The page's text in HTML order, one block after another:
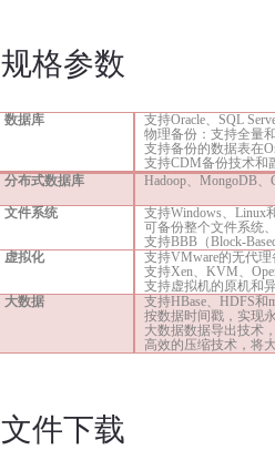
规格参数
数据库 支持Oracle、SQL
物理备份：支持全量
支持备份的数据表在
支持CDM备份技术和
分布式数据库
Hadoop、MongoDB
文件系统 支持Windows、Linux
可备份整个文件系统
支持BBB（Block-
虚拟化
支持VMware的无代
支持Xen、KVM、
支持虚拟机的原机和
大数据
支持HBase、HDFS和
按数据时间戳，实现
大数据数据导出技术
高效的压缩技术，将
文件下载